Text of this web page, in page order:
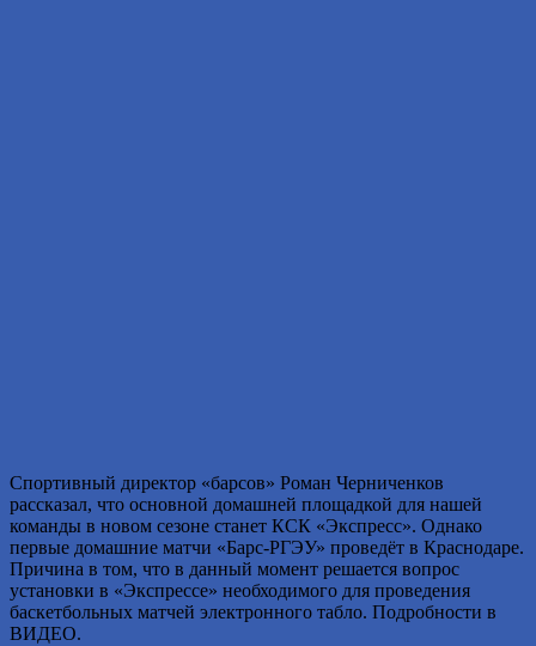
Спортивный директор «барсов» Роман Черниченков
рассказал, что основной домашней площадкой для нашей
команды в новом сезоне станет КСК «Экспресс». Однако
первые домашние матчи «Барс-РГЭУ» проведёт в Краснодаре.
Причина в том, что в данный момент решается вопрос
установки в «Экспрессе» необходимого для проведения
баскетбольных матчей электронного табло. Подробности в
ВИДЕО.